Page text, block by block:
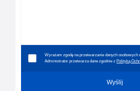
Wyrażam zgodę na przetwarzanie danych osobowych
Administrator przetwarza dane zgodnie z Polityką